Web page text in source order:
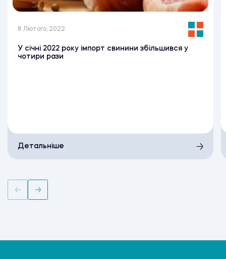
8 Лютого, 2022
У січні 2022 року імпорт свинини збільшився у
чотири рази
Детальніше